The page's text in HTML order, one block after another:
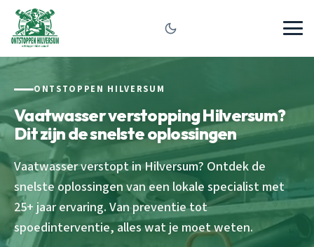
ONTSTOPPEN HILVERSUM
Vaatwasser verstopping Hilversum?
Dit zijn de snelste oplossingen
Vaatwasser verstopt in Hilversum? Ontdek de
snelste oplossingen van een lokale specialist met
25+ jaar ervaring. Van preventie tot
spoedinterventie, alles wat je moet weten.